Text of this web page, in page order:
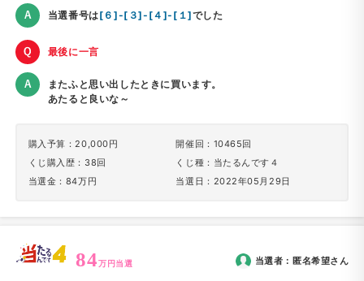
当選番号は[６]-[３]-[４]-[１]でした
最後に一言
またふと思い出したときに買います。
あたると良いな～
購入予算：20,000円
くじ購入歴：38回
当選金：84万円
開催回：10465回
くじ種：当たるんです４
当選日：2022年05月29日
84万円当選 当選者： 匿名希望さん